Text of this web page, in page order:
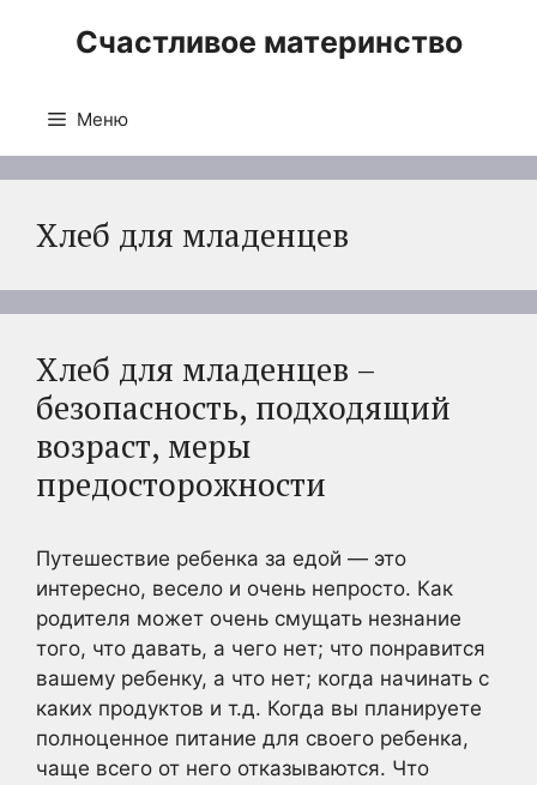
Счастливое материнство
Меню
Хлеб для младенцев
Хлеб для младенцев –
безопасность, подходящий
возраст, меры
предосторожности
Путешествие ребенка за едой — это
интересно, весело и очень непросто. Как
родителя может очень смущать незнание
того, что давать, а чего нет; что понравится
вашему ребенку, а что нет; когда начинать с
каких продуктов и т.д. Когда вы планируете
полноценное питание для своего ребенка,
чаще всего от него отказываются. Что